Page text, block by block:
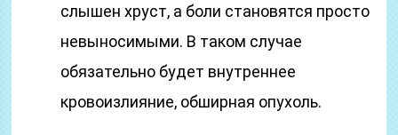
слышен хруст, а боли становятся просто
невыносимыми. В таком случае
обязательно будет внутреннее
кровоизлияние, обширная опухоль.